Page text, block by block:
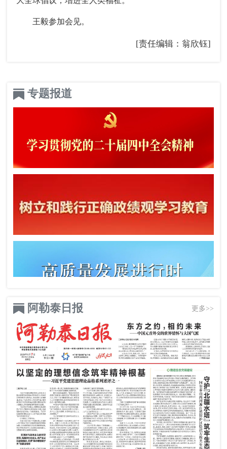
王毅参加会见。
[责任编辑：翁欣钰]
专题报道
阿勒泰日报 更多>>